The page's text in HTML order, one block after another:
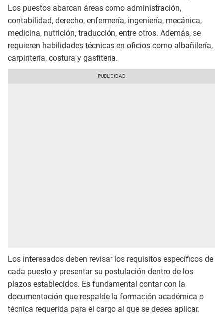
Los puestos abarcan áreas como administración,
contabilidad, derecho, enfermería, ingeniería, mecánica,
medicina, nutrición, traducción, entre otros. Además, se
requieren habilidades técnicas en oficios como albañilería,
carpintería, costura y gasfitería.
Los interesados deben revisar los requisitos específicos de
cada puesto y presentar su postulación dentro de los
plazos establecidos. Es fundamental contar con la
documentación que respalde la formación académica o
técnica requerida para el cargo al que se desea aplicar.